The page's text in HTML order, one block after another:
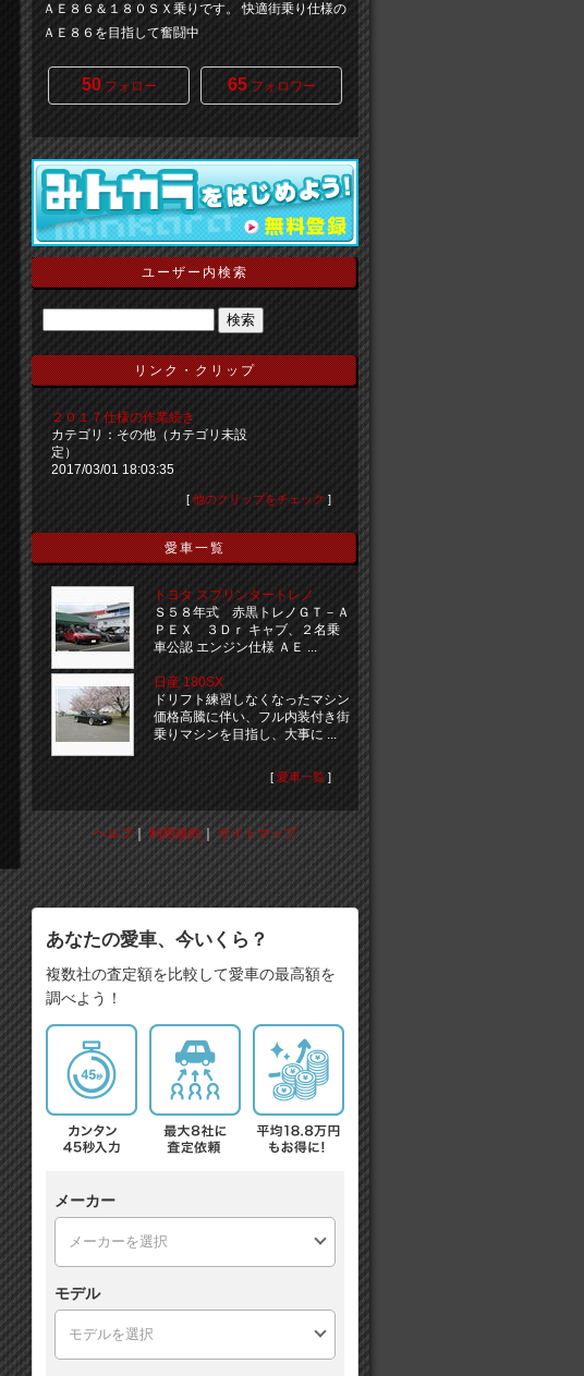
ＡＥ８６＆１８０ＳＸ乗りです。 快適街乗り仕様の
ＡＥ８６を目指して奮闘中
50フォロー 65フォロワー
ユーザー内検索
リンク・クリップ
２０１７仕様の作業続き
カテゴリ：その他（カテゴリ未設
定）
2017/03/01 18:03:35
[ 他のクリップをチェック ]
愛車一覧
トヨタ スプリンタートレノ
Ｓ５８年式 赤黒トレノＧＴ－Ａ
ＰＥＸ ３Ｄｒ キャブ、２名乗
車公認 エンジン仕様 ＡＥ ...
日産 180SX
ドリフト練習しなくなったマシン
価格高騰に伴い、フル内装付き街
乗りマシンを目指し、大事に ...
[ 愛車一覧 ]
ヘルプ｜利用規約｜サイトマップ
あなたの愛車、今いくら？
複数社の査定額を比較して愛車の最高額を
調べよう！
メーカー
モデル